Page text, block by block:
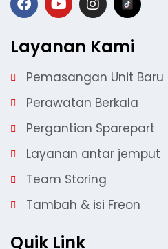
Layanan Kami
Pemasangan Unit Baru
Perawatan Berkala
Pergantian Sparepart
Layanan antar jemput
Team Storing
Tambah & isi Freon
Quik Link